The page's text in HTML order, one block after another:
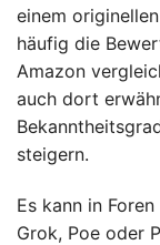
einem
häufig die
Amazon
auch dort
steigern.
Es kann in
Grok, Poe oder